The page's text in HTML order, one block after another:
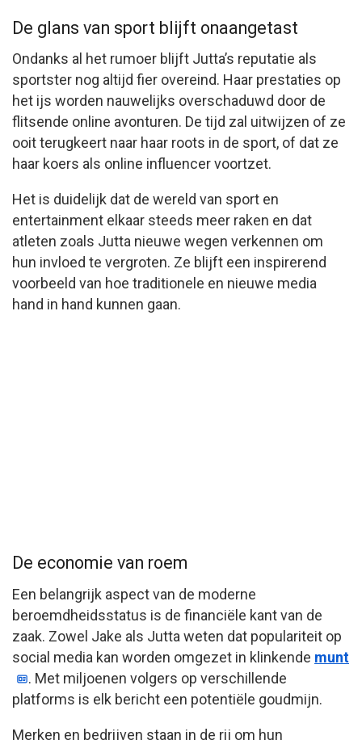
De glans van sport blijft onaangetast
Ondanks al het rumoer blijft Jutta’s reputatie als
sportster nog altijd fier overeind. Haar prestaties op
het ijs worden nauwelijks overschaduwd door de
flitsende online avonturen. De tijd zal uitwijzen of ze
ooit terugkeert naar haar roots in de sport, of dat ze
haar koers als online influencer voortzet.
Het is duidelijk dat de wereld van sport en
entertainment elkaar steeds meer raken en dat
atleten zoals Jutta nieuwe wegen verkennen om
hun invloed te vergroten. Ze blijft een inspirerend
voorbeeld van hoe traditionele en nieuwe media
hand in hand kunnen gaan.
De economie van roem
Een belangrijk aspect van de moderne
beroemdheidsstatus is de financiële kant van de
zaak. Zowel Jake als Jutta weten dat populariteit op
social media kan worden omgezet in klinkende munt
. Met miljoenen volgers op verschillende
platforms is elk bericht een potentiële goudmijn.
Merken en bedrijven staan in de rij om hun